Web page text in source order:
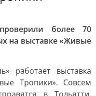
более 70
на выставке «Живые
работает выставка
Тропики». Совсем